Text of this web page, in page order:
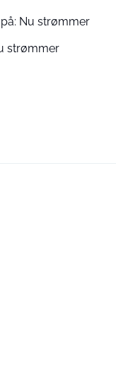
Nu strømmer
strømmer